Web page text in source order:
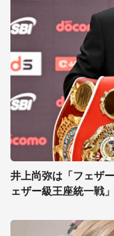
井上尚弥は「フェザ
ェザー級王座統一戦